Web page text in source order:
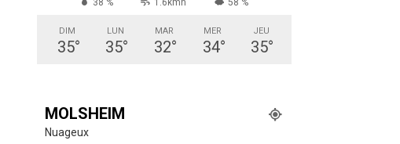
38 % 1.6kmh 58 %
DIM
35°
LUN
35°
MAR
32°
MER
34°
JEU
35°
MOLSHEIM
Nuageux